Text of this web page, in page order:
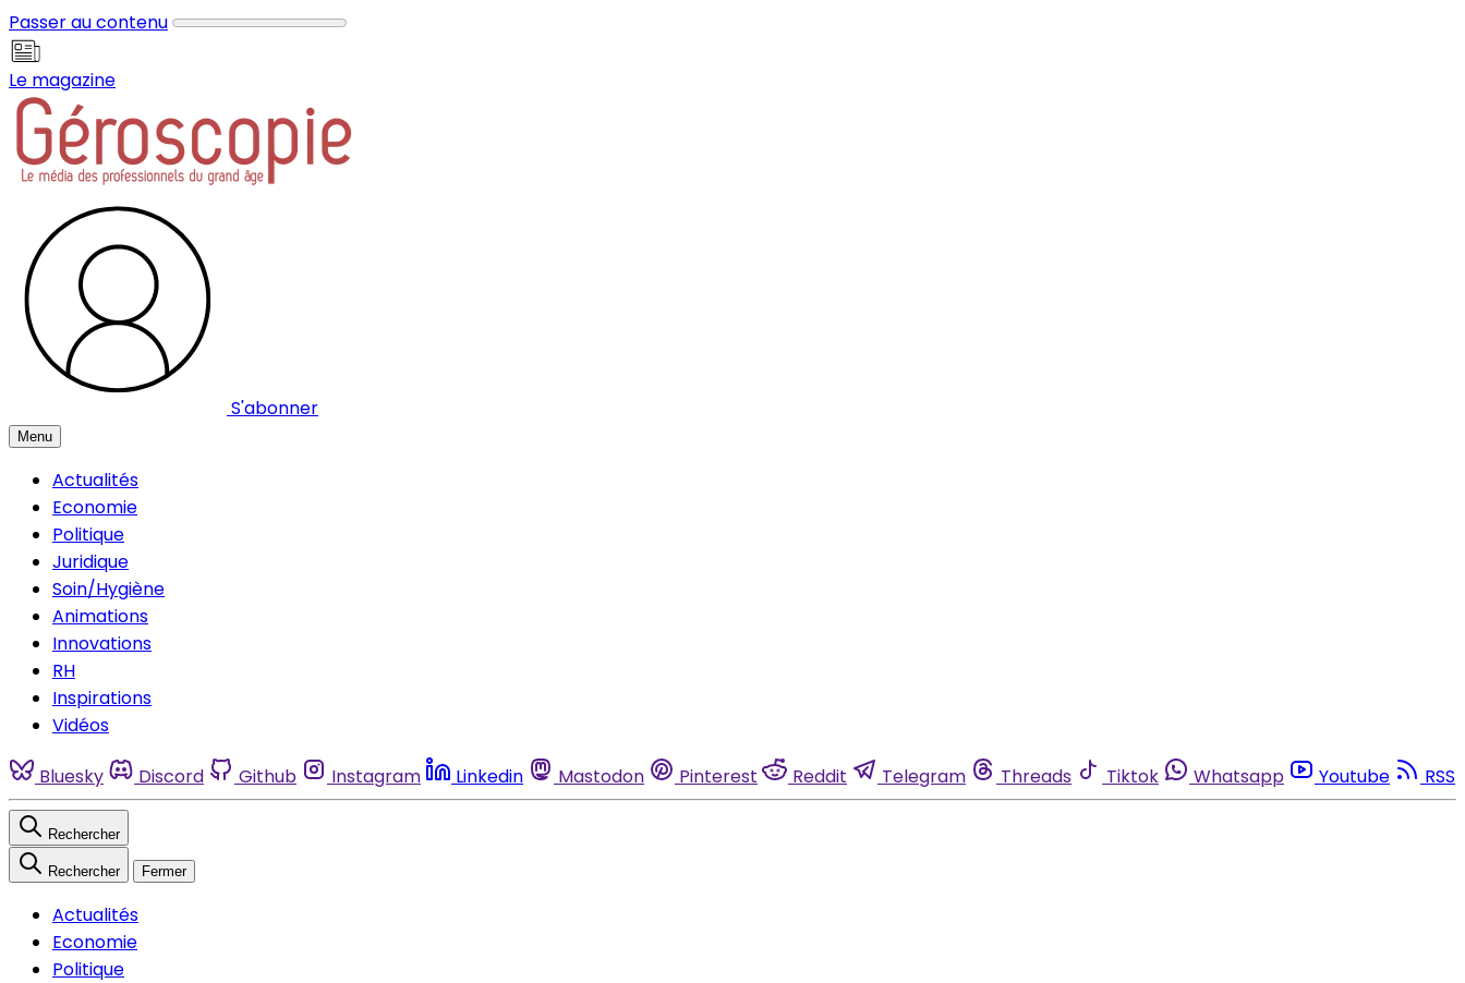
Passer au contenu
Le magazine
S'abonner
Menu
Actualités
Economie
Politique
Juridique
Soin/Hygiène
Animations
Innovations
RH
Inspirations
Vidéos
Bluesky Discord Github Instagram Linkedin Mastodon Pinterest Reddit Telegram Threads Tiktok Whatsapp Youtube RSS
Rechercher
Rechercher Fermer
Actualités
Economie
Politique
Panneau de gestion des cookies